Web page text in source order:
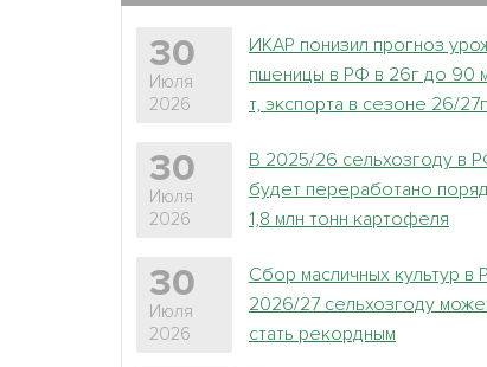
30
Июля
2026
ИКАР понизил прогноз
пшеницы в РФ в 26г до 90
т, экспорта в сезоне 26/
30
Июля
2026
В 2025/26 сельхозгоду в
будет переработано
1,8 млн тонн картофеля
30
Июля
2026
Сбор масличных культур в
2026/27 сельхозгоду
стать рекордным